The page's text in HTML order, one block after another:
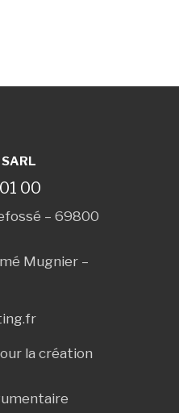
00
– 69800
Mugnier –
la création